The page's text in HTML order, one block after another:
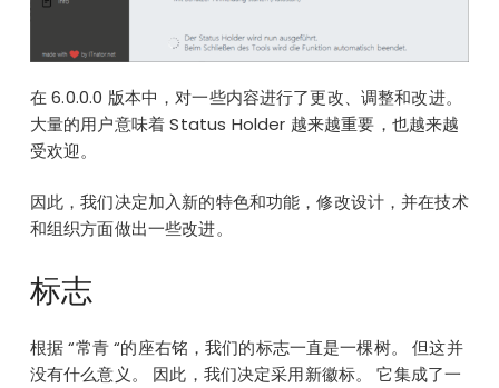
在 6.0.0.0 版本中，对一些内容进行了更改、调整和改进。
大量的用户意味着 Status Holder 越来越重要，也越来越
受欢迎。
因此，我们决定加入新的特色和功能，修改设计，并在技术
和组织方面做出一些改进。
标志
根据 “常青 “的座右铭，我们的标志一直是一棵树。 但这并
没有什么意义。 因此，我们决定采用新徽标。 它集成了一